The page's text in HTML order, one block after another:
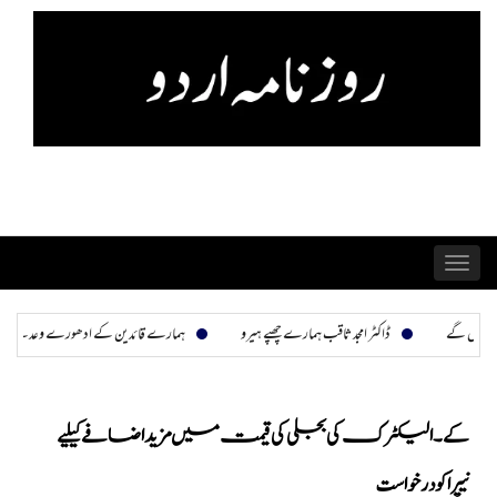
Skip
Toggle
navigation
ثاقب ہمارے چھپے ہیرو ہمارے قائدین کے ادھورے وعدے: ایک گاؤں کی التجا
کے۔الیکٹرک کی بجلی کی قیمت میں مزید اضافے کیلیے
نیپرا کو درخواست